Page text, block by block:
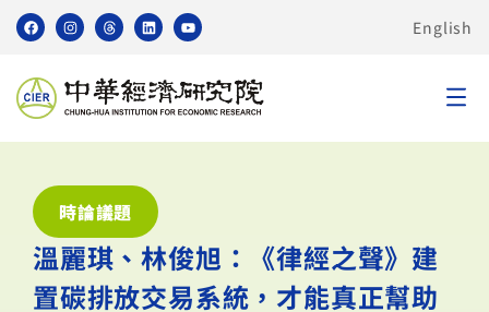
English
時論議題
溫麗琪、林俊旭：《律經之聲》建
置碳排放交易系統，才能真正幫助